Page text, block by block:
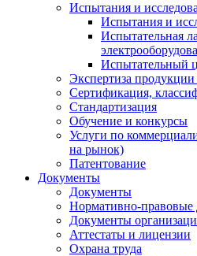
Испытания и
Испытания и
Испытательная
Испытательный
Экспертиза продукции
Сертификация,
Стандартизация
Обучение и конкурсы
Услуги по
на рынок)
Патентование
Документы
Документы
Нормативно-правовые
Документы
Аттестаты и лицензии
Охрана труда